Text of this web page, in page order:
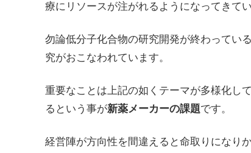
療にリソースが注がれるようになってきてい
勿論低分子化合物の研究開発が終わってい
究がおこなわれています。
重要なことは上記の如くテーマが多様化し
るという事が新薬メーカーの課題です。
経営陣が方向性を間違えると命取りになり